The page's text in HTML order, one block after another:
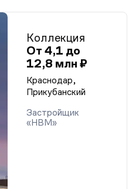
Коллекция
От 4,1 до
12,8 млн ₽
Краснодар,
Прикубанский
Застройщик
«НВМ»